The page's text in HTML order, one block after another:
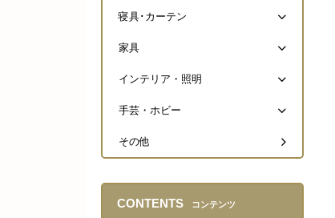
寝具･カーテン
家具
インテリア・照明
手芸・ホビー
その他
CONTENTS コンテンツ